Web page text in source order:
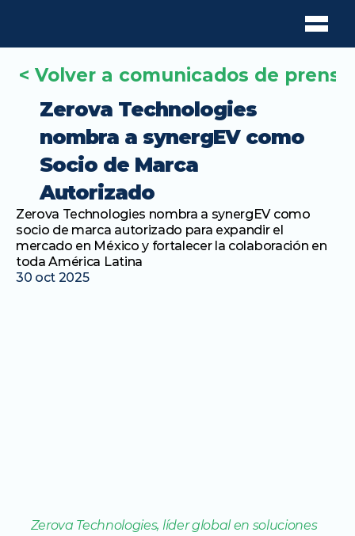
< Volver a comunicados de prensa
Zerova Technologies
nombra a synergEV como
Socio de Marca
Autorizado
Zerova Technologies nombra a synergEV como
socio de marca autorizado para expandir el
mercado en México y fortalecer la colaboración en
toda América Latina
30 oct 2025
Zerova Technologies, líder global en soluciones